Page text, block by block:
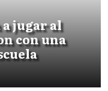
jugar al
con una